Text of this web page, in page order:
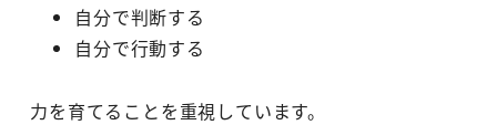
自分で判断する
自分で行動する
力を育てることを重視しています。